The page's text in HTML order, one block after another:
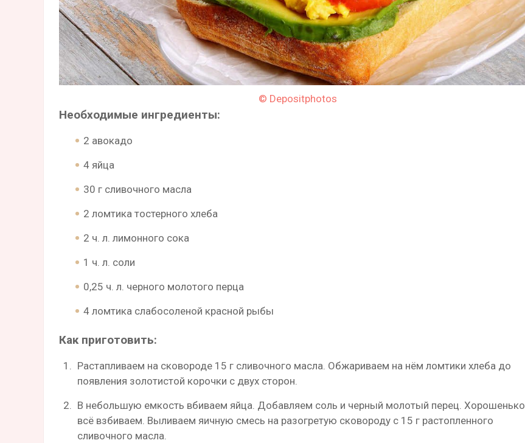
© Depositphotos
Необходимые ингредиенты:
2 авокадо
4 яйца
30 г сливочного масла
2 ломтика тостерного хлеба
2 ч. л. лимонного сока
1 ч. л. соли
0,25 ч. л. черного молотого перца
4 ломтика слабосоленой красной рыбы
Как приготовить:
Растапливаем на сковороде 15 г сливочного масла. Обжариваем на нём ломтики хлеба до
появления золотистой корочки с двух сторон.
В небольшую емкость вбиваем яйца. Добавляем соль и черный молотый перец. Хорошенько
всё взбиваем. Выливаем яичную смесь на разогретую сковороду с 15 г растопленного
сливочного масла.